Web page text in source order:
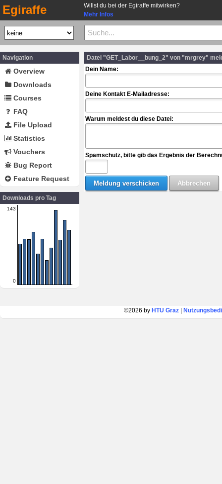
Egiraffe
Willst du bei der Egiraffe mitwirken?
Mehr Infos
Navigation
Overview
Downloads
Courses
FAQ
File Upload
Statistics
Vouchers
Bug Report
Feature Request
Downloads pro Tag
143
0
Datei "GET_Labor__bung_2" von "mrgrey"
Dein Name:
Deine Kontakt E-Mailadresse:
Warum meldest du diese Datei:
Spamschutz, bitte gib das Ergebnis der
©2026 by HTU Graz|